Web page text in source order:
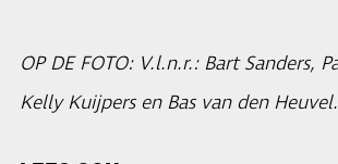
OP DE FOTO: V.l.n.r.: Bart Sanders,
Kelly Kuijpers en Bas van den Heuvel.